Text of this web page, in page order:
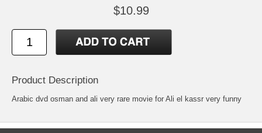
$10.99
Product Description
Arabic dvd osman and ali very rare movie for Ali el kassr very funny